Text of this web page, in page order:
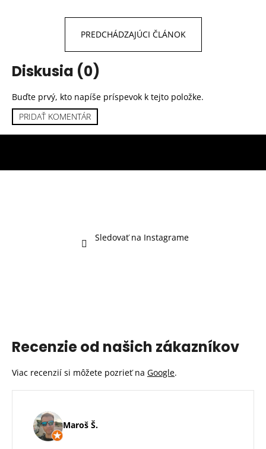
PREDCHÁDZAJÚCI ČLÁNOK
Diskusia (0)
Buďte prvý, kto napíše príspevok k tejto položke.
PRIDAŤ KOMENTÁR
Sledovať na Instagrame
Recenzie od našich zákazníkov
Viac recenzií si môžete pozrieť na Google.
Maroš Š.